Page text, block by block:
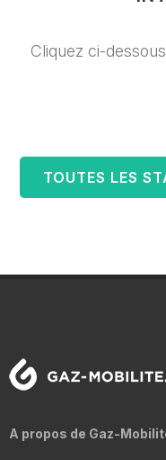
Cliquez ci-
TOUTES LES
A propos de Gaz-